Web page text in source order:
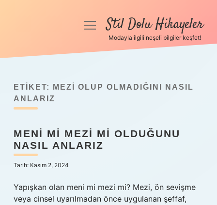
Anasayfa
Yasal Uyarı
menüyüStil Dolu Hikayeler
Modayla ilgili neşeli bilgiler keşfet!
ETIKET:
MEZI OLUP OLMADIĞINI NASIL
ANLARIZ
MENI MI MEZI MI OLDUĞUNU
NASIL ANLARIZ
Tarih: Kasım 2, 2024
Yapışkan olan meni mi mezi mi? Mezi, ön sevişme
veya cinsel uyarılmadan önce uygulanan şeffaf,